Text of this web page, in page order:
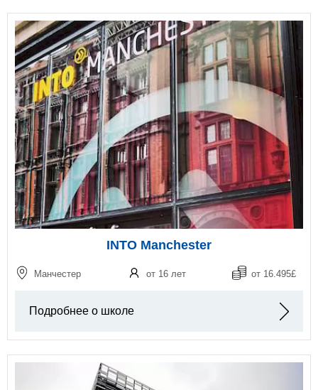
INTO Manchester
Манчестер от 16 лет от 16.495£
Подробнее о школе